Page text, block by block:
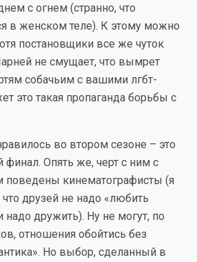
с огнем (странно, что
в женском теле). К этому можно
постановщики все же чуток
не смущает, что вымрет
собачьим с вашими лгбт-
это такая пропаганда борьбы с
во втором сезоне – это
финал. Опять же, черт с ним с
поведены кинематографисты (я
друзей не надо «любить
надо дружить). Ну не могут, по
отношения обойтись без
Но выбор, сделанный в